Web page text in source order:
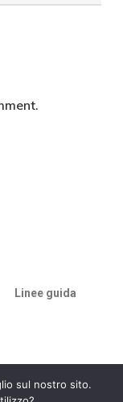
Linee guida
sul nostro sito.